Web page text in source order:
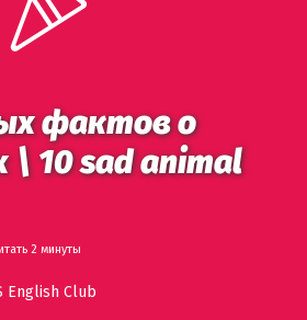
фактов о
10 sad animal
2 минуты
English Club